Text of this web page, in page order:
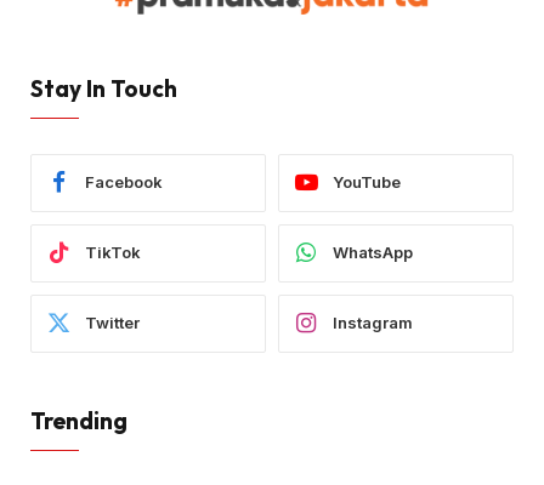
Stay In Touch
Facebook YouTube
TikTok WhatsApp
Twitter Instagram
Trending